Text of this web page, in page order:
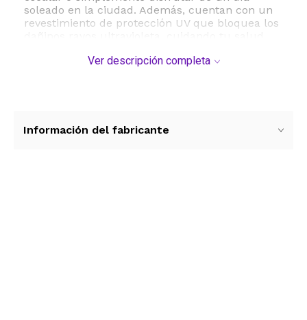
soleado en la ciudad. Además, cuentan con un
revestimiento de protección UV que bloquea los
durante horas de uso continuo. Para
Ver descripción completa
Información del fabricante